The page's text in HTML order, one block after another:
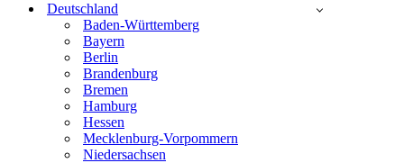
Deutschland
Baden-Württemberg
Bayern
Berlin
Brandenburg
Bremen
Hamburg
Hessen
Mecklenburg-Vorpommern
Niedersachsen